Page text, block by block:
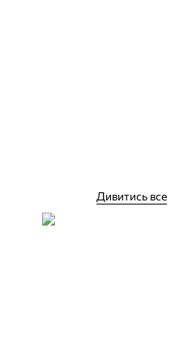
Дивитись все